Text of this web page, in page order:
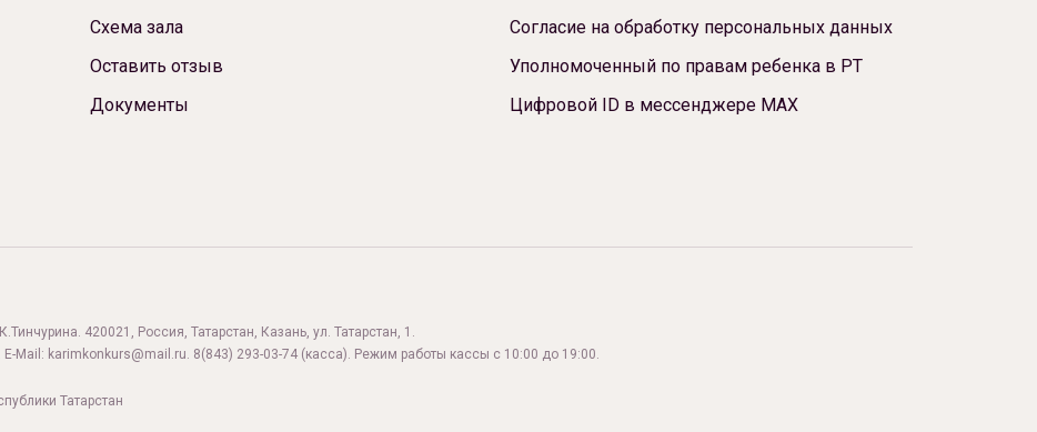
Схема зала
Оставить отзыв
Документы
Согласие на обработку персональных данных
Уполномоченный по правам ребенка в РТ
Цифровой ID в мессенджере МАХ
420021, Россия, Татарстан, Казань, ул. Татарстан, 1.
Mail: karimkonkurs@mail.ru. 8(843) 293-03-74 (касса). Режим работы кассы с 10:00 до 19:00.
Татарстан